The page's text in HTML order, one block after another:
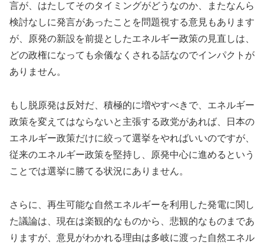
言が、はたしてそのタイミングがどうなのか、またなんら
検討なしに発言があったことを問題視する意見もあります
が、原発の新設を前提としたエネルギー政策の見直しは、
どの政権になっても余儀なくされる話なのでインパクトが
ありません。
もし脱原発は反対だ、積極的に増やすべきで、エネルギー
政策を変えてはならないと主張する政党があれば、日本の
エネルギー政策だけに絞って選挙をやればいいのですが、
従来のエネルギー政策を堅持し、原発中心に進めるという
ことでは選挙に勝てる状況にありません。
さらに、再生可能な自然エネルギーを利用した発電に関し
た議論は、現在は楽観的なものから、悲観的なものまであ
りますが、意見がわかれる理由は多岐に渡った自然エネル